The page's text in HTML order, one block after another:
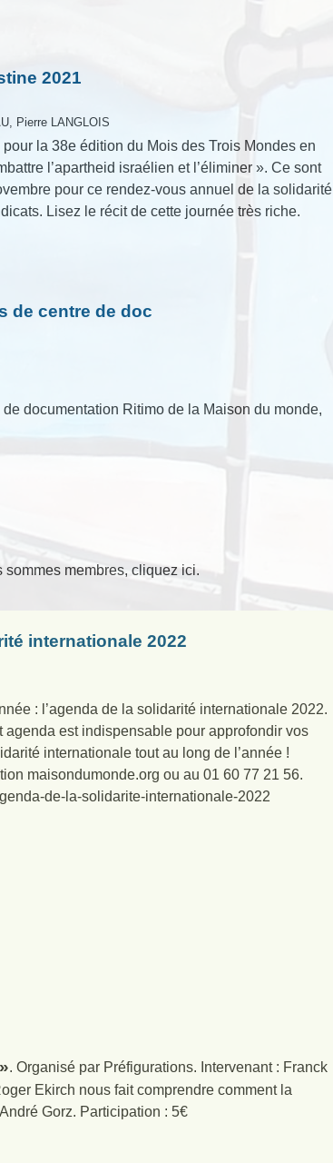
2021
Pierre LANGLOIS
la 38e édition du Mois des Trois Mondes en
l’apartheid israélien et l’éliminer ». Ce sont
pour ce rendez-vous annuel de la solidarité
Lisez le récit de cette journée très riche.
de centre de doc
documentation Ritimo de la Maison du monde,
sommes membres, cliquez ici.
internationale 2022
: l’agenda de la solidarité internationale 2022.
est indispensable pour approfondir vos
internationale tout au long de l’année !
maisondumonde.org ou au 01 60 77 21 56.
de-la-solidarite-internationale-2022
. Organisé par Préfigurations. Intervenant : Franck
Ekirch nous fait comprendre comment la
Gorz. Participation : 5€